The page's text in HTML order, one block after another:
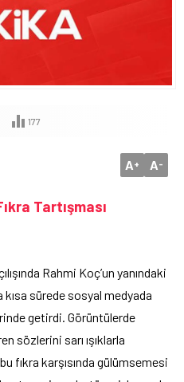
177
A+ A-
Tartışması
Rahmi Koç’un yanındaki
sürede sosyal medyada
getirdi. Görüntülerde
sözlerini sarı ışıklarla
bu fıkra karşısında gülümsemesi